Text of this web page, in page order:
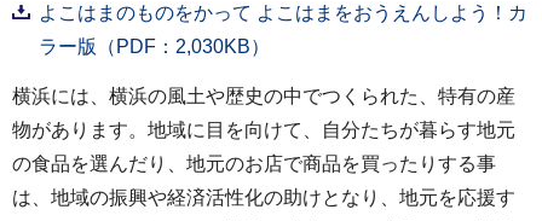
よこはまのものをかって よこはまをおうえんしよう！カ
ラー版（PDF：2,030KB）
横浜には、横浜の風土や歴史の中でつくられた、特有の産
物があります。地域に目を向けて、自分たちが暮らす地元
の食品を選んだり、地元のお店で商品を買ったりする事
は、地域の振興や経済活性化の助けとなり、地元を応援す